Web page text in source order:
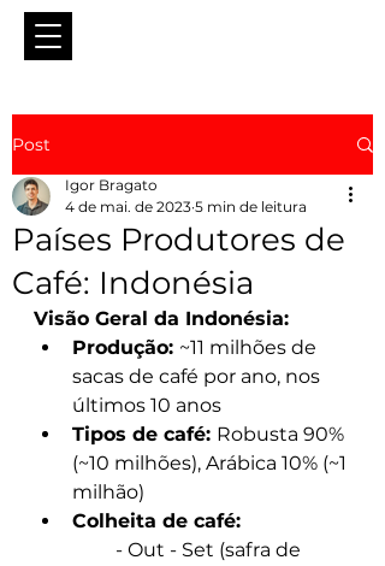
Post
Países Produtores de
Café: Indonésia
Igor Bragato
4 de mai. de 2023 5 min de leitura
Visão Geral da Indonésia:
Produção: ~11 milhões de
sacas de café por ano, nos
últimos 10 anos
Tipos de café: Robusta 90%
(~10 milhões), Arábica 10% (~1
milhão)
Colheita de café: